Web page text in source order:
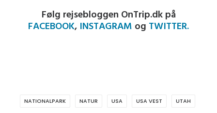
Følg rejsebloggen OnTrip.dk på
FACEBOOK, INSTAGRAM og TWITTER.
NATIONALPARK NATUR USA USA VEST UTAH